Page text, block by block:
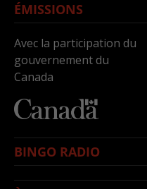
ÉMISSIONS
Avec la participation du
gouvernement du
Canada
BINGO RADIO